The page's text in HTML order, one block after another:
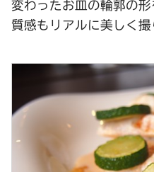
変わったお皿の輪郭の
質感もリアルに美しく撮